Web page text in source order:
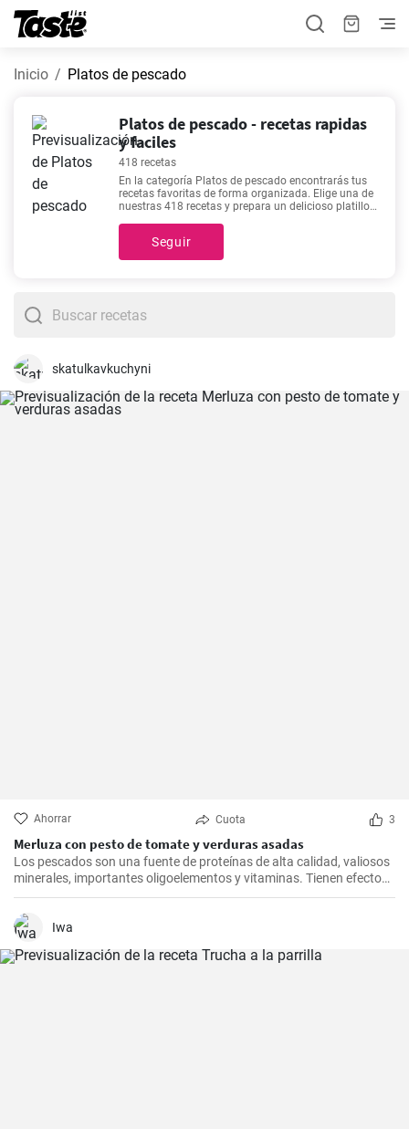
Inicio Platos de pescado
Platos de pescado - recetas rapidas
y faciles
418 recetas
En la categoría Platos de pescado encontrarás tus
recetas favoritas de forma organizada. Elige una de
nuestras 418 recetas y prepara un delicioso platillo
7200 minutos. También puedes encontrar el tiempo
de preparación de cada receta haciendo clic en
salsa verde
Lisboa
Seguir
skatulkavkuchyni
Ahorrar Cuota 3
Merluza con pesto de tomate y verduras asadas
Los pescados son una fuente de proteínas de alta calidad, valiosos
minerales, importantes oligoelementos y vitaminas. Tienen efectos
beneficiosos para el sistema cardiovascular y se recomienda
consumirlos al menos dos veces a la semana. Inspírate con nuestro
rápido almuerzo.
Iwa